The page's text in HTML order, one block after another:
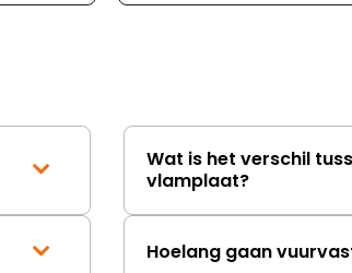
Wat is het verschil
vlamplaat?
Hoelang gaan